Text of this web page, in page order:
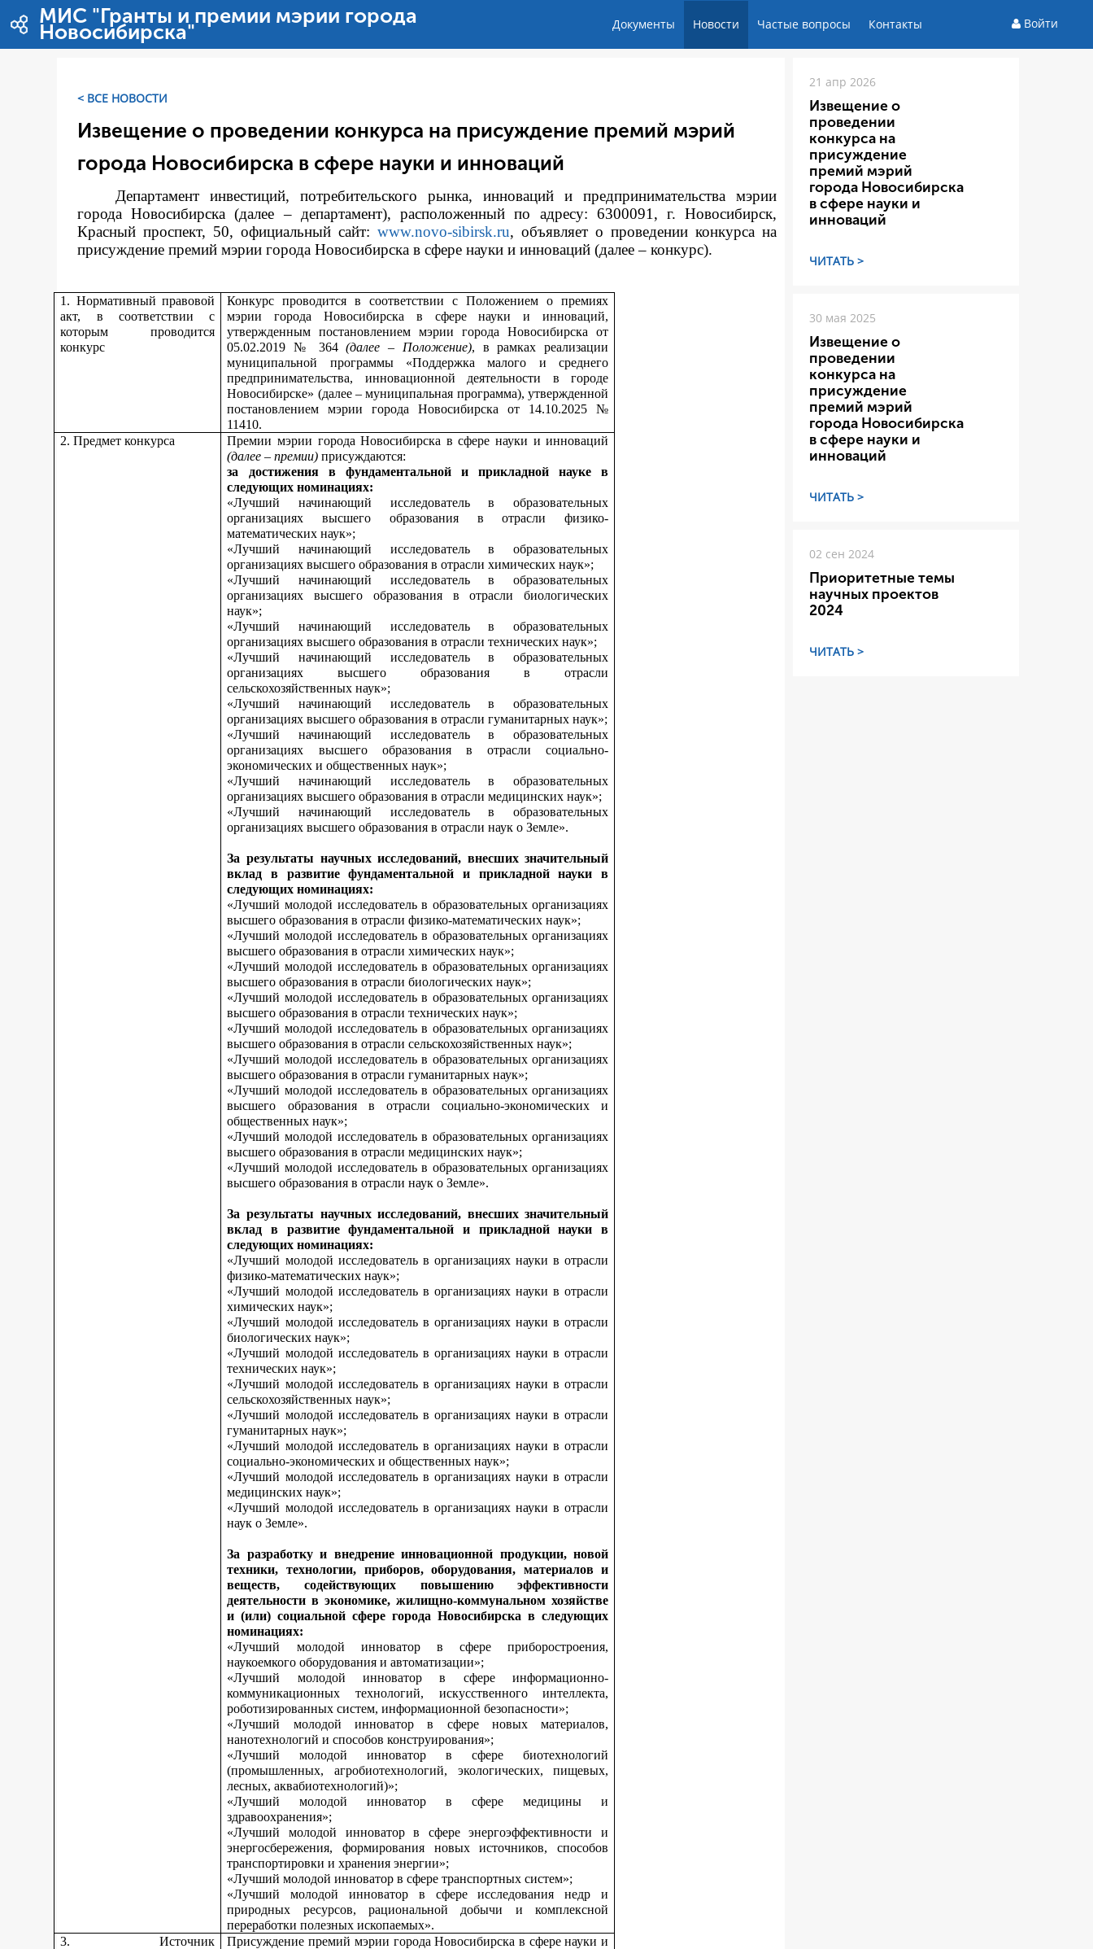
Перейти к содержимому
МИС "Гранты и премии мэрии города
Новосибирска" Документы Новости Частые вопросы Контакты Войти
< ВСЕ НОВОСТИ
Извещение о проведении конкурса на присуждение премий мэрий
города Новосибирска в сфере науки и инноваций
Департамент инвестиций, потребительского рынка, инноваций и предпринимательства мэрии
города Новосибирска (далее – департамент), расположенный по адресу: 6300091, г. Новосибирск,
Красный проспект, 50, официальный сайт:www.novo-sibirsk.ru, объявляет о проведении конкурса на
присуждение премий мэрии города Новосибирска в сфере науки и инноваций (далее – конкурс).
1. Нормативный правовой
акт, в соответствии с
которым проводится
конкурс
Конкурс проводится в соответствии сПоложением о премиях
мэрии города Новосибирска в сфере науки и инноваций,
утвержденным постановлением мэрии города Новосибирска от
05.02.2019 № 364(далее – Положение), в рамках реализации
муниципальной программы «Поддержка малого и среднего
предпринимательства, инновационной деятельности в городе
Новосибирске» (далее – муниципальная программа), утвержденной
постановлением мэрии города Новосибирска от 14.10.2025 №
11410.
2. Предмет конкурса
Премии мэрии города Новосибирска в сфере науки и инноваций
(далее – премии) присуждаются:
за достижения в фундаментальной и прикладной наукев
следующих номинациях:
«Лучший начинающий исследователь в образовательных
организациях высшего образования в отрасли физико-
математических наук»;
«Лучший начинающий исследователь в образовательных
организациях высшего образования в отрасли химических наук»;
«Лучший начинающий исследователь в образовательных
организациях высшего образования в отрасли биологических
наук»;
«Лучший начинающий исследователь в образовательных
организациях высшего образования в отрасли технических наук»;
«Лучший начинающий исследователь в образовательных
организациях высшего образования в отрасли
сельскохозяйственных наук»;
«Лучший начинающий исследователь в образовательных
организациях высшего образования в отрасли гуманитарных наук»;
«Лучший начинающий исследователь в образовательных
организациях высшего образования в отрасли социально-
экономических и общественных наук»;
«Лучший начинающий исследователь в образовательных
организациях высшего образования в отрасли медицинских наук»;
«Лучший начинающий исследователь в образовательных
организациях высшего образования в отрасли наук о Земле».
За результаты научных исследований, внесших значительный
вклад в развитие фундаментальной и прикладной науки в
следующих номинациях:
«Лучший молодой исследователь в образовательных организациях
высшего образования в отрасли физико-математических наук»;
«Лучший молодой исследователь в образовательных организациях
высшего образования в отрасли химических наук»;
«Лучший молодой исследователь в образовательных организациях
высшего образования в отрасли биологических наук»;
«Лучший молодой исследователь в образовательных организациях
высшего образования в отрасли технических наук»;
«Лучший молодой исследователь в образовательных организациях
высшего образования в отрасли сельскохозяйственных наук»;
«Лучший молодой исследователь в образовательных организациях
высшего образования в отрасли гуманитарных наук»;
«Лучший молодой исследователь в образовательных организациях
высшего образования в отрасли социально-экономических и
общественных наук»;
«Лучший молодой исследователь в образовательных организациях
высшего образования в отрасли медицинских наук»;
«Лучший молодой исследователь в образовательных организациях
высшего образования в отрасли наук о Земле».
За результаты научных исследований, внесших значительный
вклад в развитие фундаментальной и прикладной науки в
следующих номинациях:
«Лучший молодой исследователь в организациях науки в отрасли
физико-математических наук»;
«Лучший молодой исследователь в организациях науки в отрасли
химических наук»;
«Лучший молодой исследователь в организациях науки в отрасли
биологических наук»;
«Лучший молодой исследователь в организациях науки в отрасли
технических наук»;
«Лучший молодой исследователь в организациях науки в отрасли
сельскохозяйственных наук»;
«Лучший молодой исследователь в организациях науки в отрасли
гуманитарных наук»;
«Лучший молодой исследователь в организациях науки в отрасли
социально-экономических и общественных наук»;
«Лучший молодой исследователь в организациях науки в отрасли
медицинских наук»;
«Лучший молодой исследователь в организациях науки в отрасли
наук о Земле».
За разработку и внедрение инновационной продукции, новой
техники, технологии, приборов, оборудования, материалов и
веществ, содействующих повышению эффективности
деятельности в экономике, жилищно-коммунальном хозяйстве
и (или) социальной сфере города Новосибирска в следующих
номинациях:
«Лучший молодой инноватор в сфере приборостроения,
наукоемкого оборудования и автоматизации»;
«Лучший молодой инноватор в сфере информационно-
коммуникационных технологий, искусственного интеллекта,
роботизированных систем, информационной безопасности»;
«Лучший молодой инноватор в сфере новых материалов,
нанотехнологий и способов конструирования»;
«Лучший молодой инноватор в сфере биотехнологий
(промышленных, агробиотехнологий, экологических, пищевых,
лесных, аквабиотехнологий)»;
«Лучший молодой инноватор в сфере медицины и
здравоохранения»;
«Лучший молодой инноватор в сфере энергоэффективности и
энергосбережения, формирования новых источников, способов
транспортировки и хранения энергии»;
«Лучший молодой инноватор в сфере транспортных систем»;
«Лучший молодой инноватор в сфере исследования недр и
природных ресурсов, рациональной добычи и комплексной
переработки полезных ископаемых».
3. Источник
Присуждение премий мэрии города Новосибирска в сфере науки и
21 апр 2026
Извещение о
проведении
конкурса на
присуждение
премий мэрий
города Новосибирска
в сфере науки и
инноваций
ЧИТАТЬ >
30 мая 2025
Извещение о
проведении
конкурса на
присуждение
премий мэрий
города Новосибирска
в сфере науки и
инноваций
ЧИТАТЬ >
02 сен 2024
Приоритетные темы
научных проектов
2024
ЧИТАТЬ >